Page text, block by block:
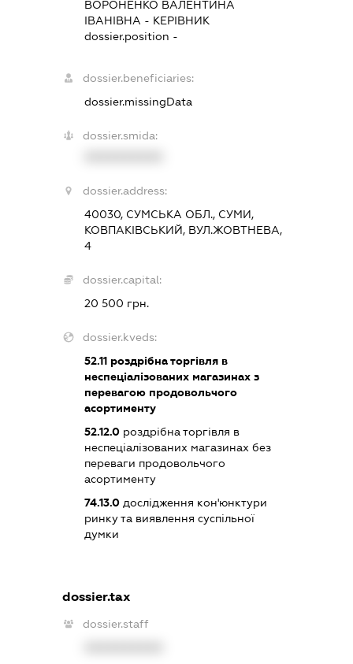
ВОРОНЕНКО ВАЛЕНТИНА
ІВАНІВНА - КЕРІВНИК
dossier.position -
dossier.beneficiaries:
dossier.missingData
dossier.smida:
dossier.address:
40030, СУМСЬКА ОБЛ., СУМИ,
КОВПАКІВСЬКИЙ, ВУЛ.ЖОВТНЕВА,
4
dossier.capital:
20 500 грн.
dossier.kveds:
52.11 роздрібна торгівля в
неспеціалізованих магазинах з
перевагою продовольчого
асортименту
52.12.0 роздрібна торгівля в
неспеціалізованих магазинах без
переваги продовольчого
асортименту
74.13.0 дослідження кон'юнктури
ринку та виявлення суспільної
думки
dossier.tax
dossier.staff